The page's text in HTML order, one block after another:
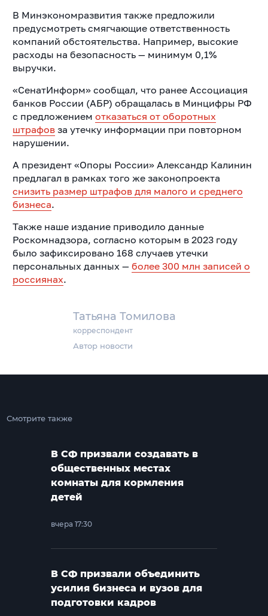
Татьяна Томилова
корреспондент
Автор новости
В Минэкономразвития также предложили
предусмотреть смягчающие ответственность
компаний обстоятельства. Например, высокие
расходы на безопасность — минимум 0,1%
выручки.
«СенатИнформ» сообщал, что ранее Ассоциация
банков России (АБР) обращалась в Минцифры РФ
с предложением отказаться от оборотных
штрафовза утечку информации при повторном
нарушении.
А президент «Опоры России» Александр Калинин
предлагал в рамках того же законопроекта
снизить размер штрафов для малого и среднего
бизнеса.
Также наше издание приводило данные
Роскомнадзора, согласно которым в 2023 году
было зафиксировано 168 случаев утечки
персональных данных — более 300 млн записей о
россиянах.
Смотрите также
В СФ призвали создавать в
общественных местах
комнаты для кормления
детей
вчера 17:30
В СФ призвали объединить
усилия бизнеса и вузов для
подготовки кадров